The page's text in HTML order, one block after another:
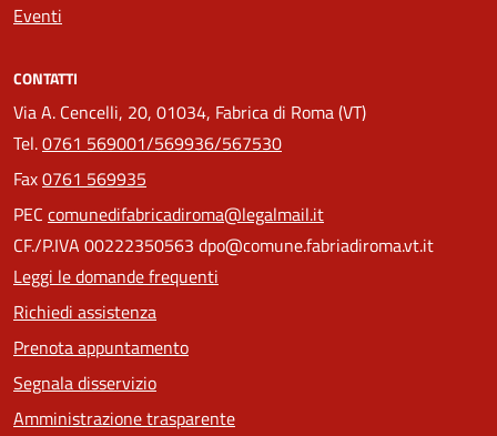
Eventi
CONTATTI
Via A. Cencelli, 20, 01034, Fabrica di Roma (VT)
Tel.0761 569001/569936/567530
Fax0761 569935
PEC comunedifabricadiroma@legalmail.it
CF./P.IVA 00222350563 dpo@comune.fabriadiroma.vt.it
Leggi le domande frequenti
Richiedi assistenza
Prenota appuntamento
Segnala disservizio
Amministrazione trasparente